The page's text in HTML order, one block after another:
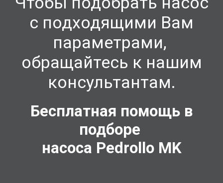
с подходящими Вам
параметрами,
обращайтесь к нашим
консультантам.
Бесплатная помощь в
подборе
насоса Pedrollo MK